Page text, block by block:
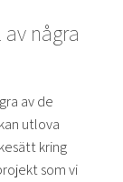
några
av de
utlova
kring
som vi